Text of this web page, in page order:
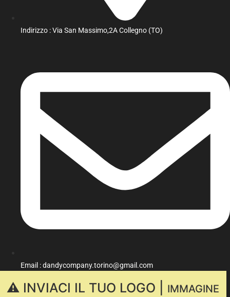
Indirizzo : Via San Massimo,2A Collegno (TO)
Email : dandycompany.torino@gmail.com
⚠️ INVIACI IL TUO LOGO |
IMMAGINE